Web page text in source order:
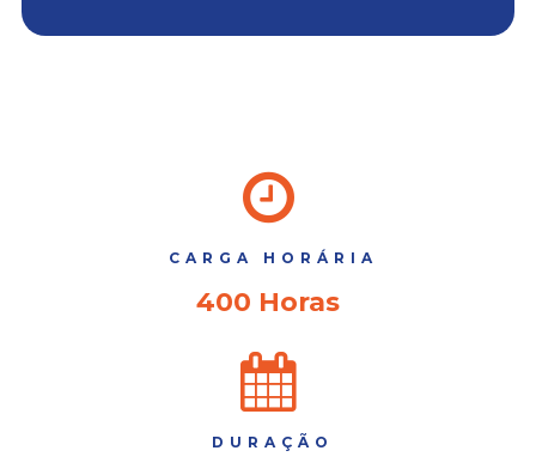
CARGA HORÁRIA
400 Horas
DURAÇÃO